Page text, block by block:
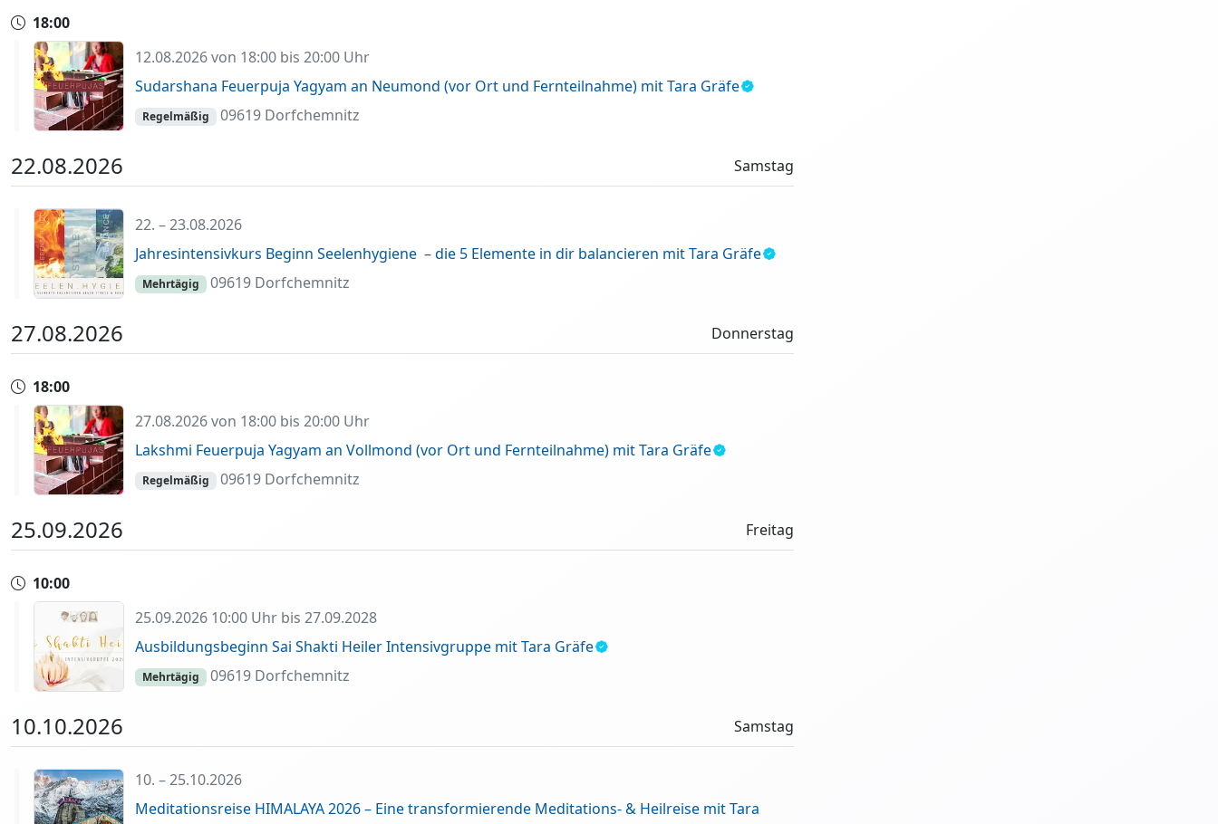
18:00
12.08.2026 von 18:00 bis 20:00 Uhr
Sudarshana Feuerpuja Yagyam an Neumond (vor Ort und Fernteilnahme) mit Tara Gräfe
Regelmäßig 09619 Dorfchemnitz
22.08.2026 Samstag
22. – 23.08.2026
Jahresintensivkurs Beginn Seelenhygiene – die 5 Elemente in dir balancieren mit Tara Gräfe
Mehrtägig 09619 Dorfchemnitz
27.08.2026 Donnerstag
18:00
27.08.2026 von 18:00 bis 20:00 Uhr
Lakshmi Feuerpuja Yagyam an Vollmond (vor Ort und Fernteilnahme) mit Tara Gräfe
Regelmäßig 09619 Dorfchemnitz
25.09.2026 Freitag
10:00
25.09.2026 10:00 Uhr bis 27.09.2028
Ausbildungsbeginn Sai Shakti Heiler Intensivgruppe mit Tara Gräfe
Mehrtägig 09619 Dorfchemnitz
10.10.2026 Samstag
10. – 25.10.2026
Meditationsreise HIMALAYA 2026 – Eine transformierende Meditations- & Heilreise mit Tara